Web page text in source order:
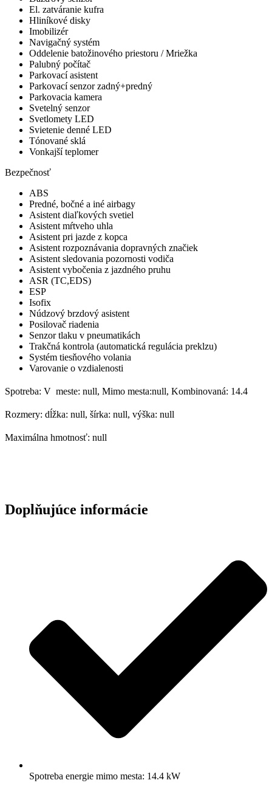
El. zatváranie kufra
Hliníkové disky
Imobilizér
Navigačný systém
Oddelenie batožinového priestoru / Mriežka
Palubný počítač
Parkovací asistent
Parkovací senzor zadný+predný
Parkovacia kamera
Svetelný senzor
Svetlomety LED
Svietenie denné LED
Tónované sklá
Vonkajší teplomer
Bezpečnosť
ABS
Predné, bočné a iné airbagy
Asistent diaľkových svetiel
Asistent mŕtveho uhla
Asistent pri jazde z kopca
Asistent rozpoznávania dopravných značiek
Asistent sledovania pozornosti vodiča
Asistent vybočenia z jazdného pruhu
ASR (TC,EDS)
ESP
Isofix
Núdzový brzdový asistent
Posilovač riadenia
Senzor tlaku v pneumatikách
Trakčná kontrola (automatická regulácia preklzu)
Systém tiesňového volania
Varovanie o vzdialenosti
Spotreba: V meste: null, Mimo mesta:null, Kombinovaná: 14.4
Rozmery: dĺžka: null, šírka: null, výška: null
Maximálna hmotnosť: null
Doplňujúce informácie
Spotreba energie mimo mesta: 14.4 kW